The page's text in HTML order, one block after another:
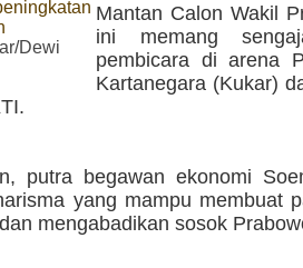
Dewi
Mantan Calon Wakil
ini memang
pembicara di arena
Kartanegara (Kukar)
putra begawan ekonomi
yang mampu membuat
mengabadikan sosok